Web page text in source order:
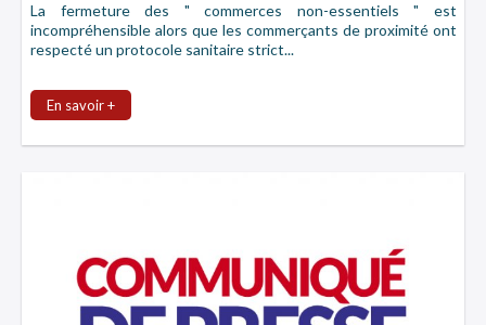
La fermeture des " commerces non-essentiels " est
incompréhensible alors que les commerçants de proximité ont
respecté un protocole sanitaire strict...
En savoir +